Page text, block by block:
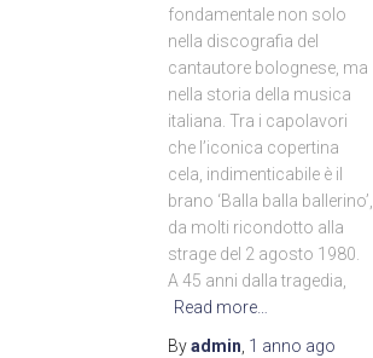
fondamentale non solo
nella discografia del
cantautore bolognese, ma
nella storia della musica
italiana. Tra i capolavori
che l’iconica copertina
cela, indimenticabile è il
brano ‘Balla balla ballerino’,
da molti ricondotto alla
strage del 2 agosto 1980.
A 45 anni dalla tragedia,
Read more…
Byadmin, 1 anno ago